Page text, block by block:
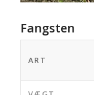
Fangsten
ART